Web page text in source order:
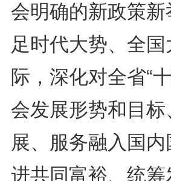
会明确的新政策
足时代大势、全
际，深化对全省“
会发展形势和目
展、服务融入国
进共同富裕、统